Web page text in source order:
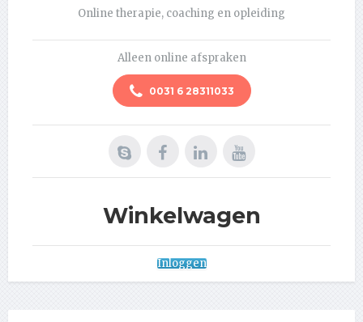
Online therapie, coaching en opleiding
Alleen online afspraken
0031 6 28311033
Winkelwagen
Inloggen